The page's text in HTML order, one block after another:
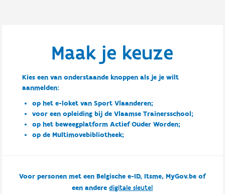
Maak je keuze
Kies een van onderstaande knoppen als je je wilt
aanmelden:
op het e-loket van Sport Vlaanderen;
voor een opleiding bij de Vlaamse Trainersschool;
op het beweegplatform Actief Ouder Worden;
op de Multimovebibliotheek;
Voor personen met een Belgische e-ID, Itsme, MyGov.be of
een anderedigitale sleutel